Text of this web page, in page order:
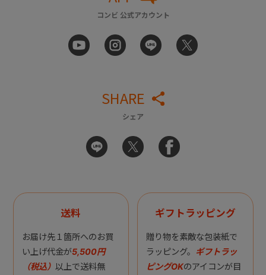
コンビ 公式アカウント
SHARE
シェア
送料
お届け先１箇所へのお買
い上げ代金が5,500円
（税込） 以上で送料無
ギフトラッピング
贈り物を素敵な包装紙で
ラッピング。 ギフトラッ
ピングOKのアイコンが目